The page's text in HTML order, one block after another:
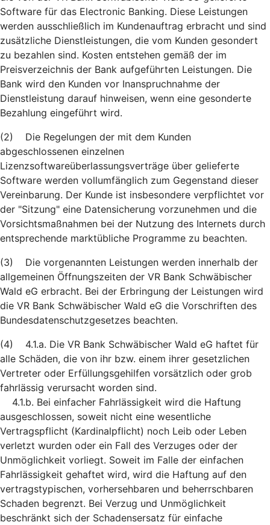
Software für das Electronic Banking. Diese Leistungen
werden ausschließlich im Kundenauftrag erbracht und sind
zusätzliche Dienstleistungen, die vom Kunden gesondert
zu bezahlen sind. Kosten entstehen gemäß der im
Preisverzeichnis der Bank aufgeführten Leistungen. Die
Bank wird den Kunden vor Inanspruchnahme der
Dienstleistung darauf hinweisen, wenn eine gesonderte
Bezahlung eingeführt wird.
(2) Die Regelungen der mit dem Kunden
abgeschlossenen einzelnen
Lizenzsoftwareüberlassungsverträge über gelieferte
Software werden vollumfänglich zum Gegenstand dieser
Vereinbarung. Der Kunde ist insbesondere verpflichtet vor
der "Sitzung" eine Datensicherung vorzunehmen und die
Vorsichtsmaßnahmen bei der Nutzung des Internets durch
entsprechende marktübliche Programme zu beachten.
(3) Die vorgenannten Leistungen werden innerhalb der
allgemeinen Öffnungszeiten der VR Bank Schwäbischer
Wald eG erbracht. Bei der Erbringung der Leistungen wird
die VR Bank Schwäbischer Wald eG die Vorschriften des
Bundesdatenschutzgesetzes beachten.
(4) 4.1.a. Die VR Bank Schwäbischer Wald eG haftet für
alle Schäden, die von ihr bzw. einem ihrer gesetzlichen
Vertreter oder Erfüllungsgehilfen vorsätzlich oder grob
fahrlässig verursacht worden sind.
4.1.b. Bei einfacher Fahrlässigkeit wird die Haftung
ausgeschlossen, soweit nicht eine wesentliche
Vertragspflicht (Kardinalpflicht) noch Leib oder Leben
verletzt wurden oder ein Fall des Verzuges oder der
Unmöglichkeit vorliegt. Soweit im Falle der einfachen
Fahrlässigkeit gehaftet wird, wird die Haftung auf den
vertragstypischen, vorhersehbaren und beherrschbaren
Schaden begrenzt. Bei Verzug und Unmöglichkeit
beschränkt sich der Schadensersatz für einfache